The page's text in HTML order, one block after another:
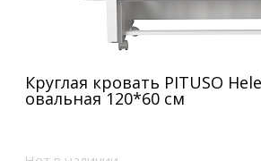
Круглая кровать PITUSO
овальная 120*60 см